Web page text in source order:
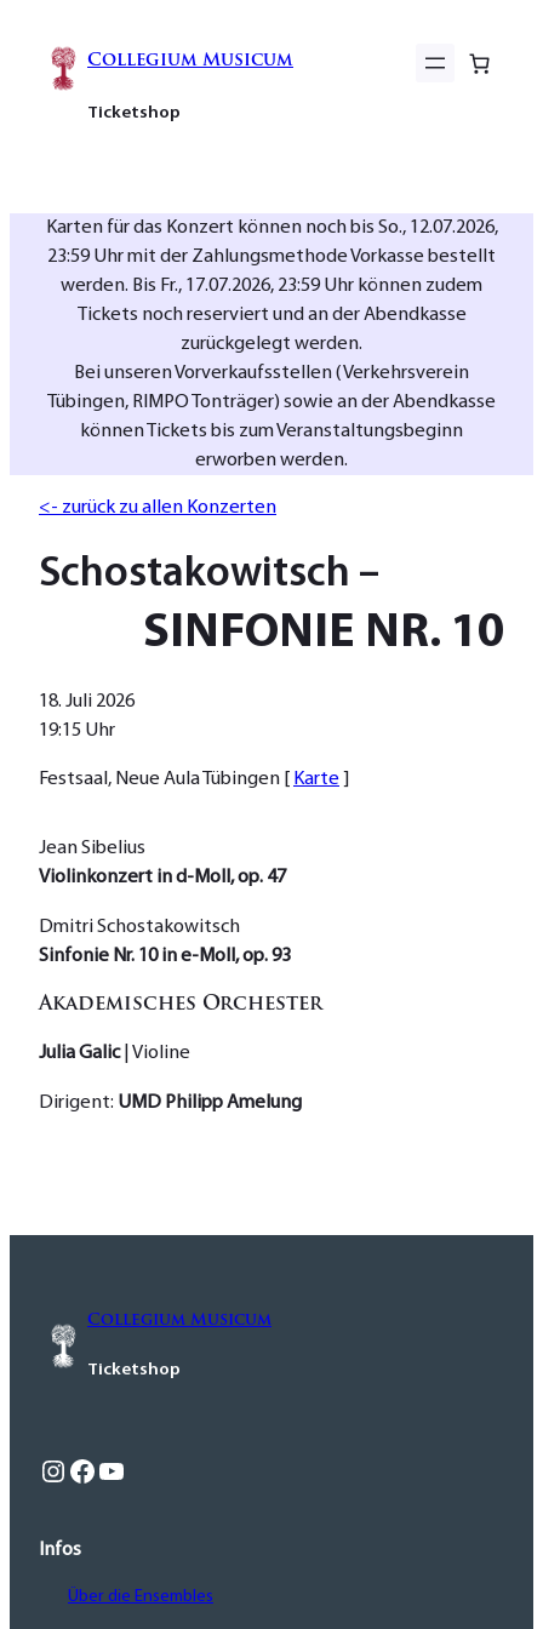
Collegium Musicum
Ticketshop
Karten für das Konzert können noch bis So., 12.07.2026,
23:59 Uhr mit der Zahlungsmethode Vorkasse bestellt
werden. Bis Fr., 17.07.2026, 23:59 Uhr können zudem
Tickets noch reserviert und an der Abendkasse
zurückgelegt werden.
Bei unseren Vorverkaufsstellen (Verkehrsverein
Tübingen, RIMPO Tonträger) sowie an der Abendkasse
können Tickets bis zum Veranstaltungsbeginn
erworben werden.
<- zurück zu allen Konzerten
Schostakowitsch –
SINFONIE NR. 10
18. Juli 2026
19:15 Uhr
Festsaal, Neue Aula Tübingen [ Karte
Jean Sibelius
Violinkonzert in d-Moll, op. 47
Dmitri Schostakowitsch
Sinfonie Nr. 10 in e-Moll, op. 93
Akademisches Orchester
Julia Galic| Violine
Dirigent: UMD Philipp Amelung
Collegium Musicum
Instagram Facebook YouTube
Infos
Über die Ensembles